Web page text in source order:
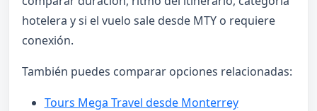
hotelera y si el vuelo sale desde MTY o requiere
conexión.
También puedes comparar opciones relacionadas:
Tours Mega Travel desde Monterrey